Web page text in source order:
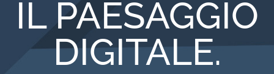
IL PAESAGGIO
DIGITALE.